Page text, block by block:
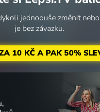
jednoduše změnit
je bez závazku.
10 KČ A PAK 50%